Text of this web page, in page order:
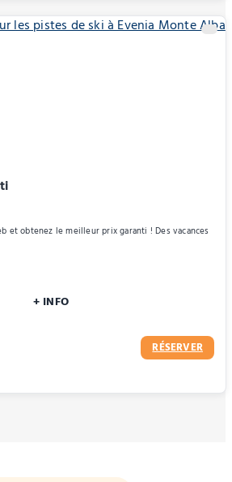
et obtenez le meilleur prix garanti ! Des vacances
+ INFO
RÉSERVER